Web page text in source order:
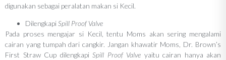
digunakan sebagai peralatan makan si Kecil.
DilengkapiSpill Proof Valve
Pada proses mengajar si Kecil, tentu Moms akan sering mengalami
cairan yang tumpah dari cangkir. Jangan khawatir Moms, Dr. Brown’s
First Straw Cup dilengkapi Spill Proof Valve yaitu cairan hanya akan